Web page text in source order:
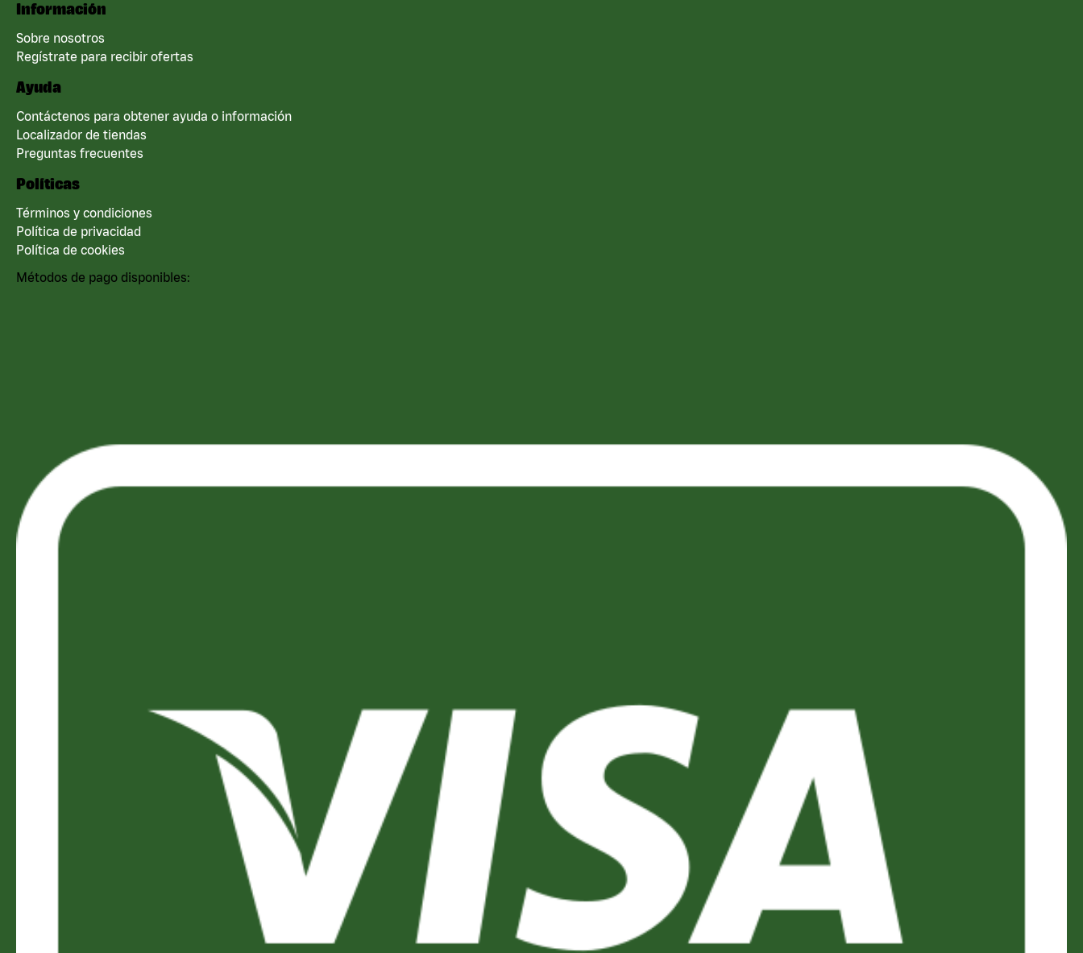
Información
Sobre nosotros
Regístrate para recibir ofertas
Ayuda
Contáctenos para obtener ayuda o información
Localizador de tiendas
Preguntas frecuentes
Políticas
Términos y condiciones
Política de privacidad
Política de cookies
Métodos de pago disponibles: